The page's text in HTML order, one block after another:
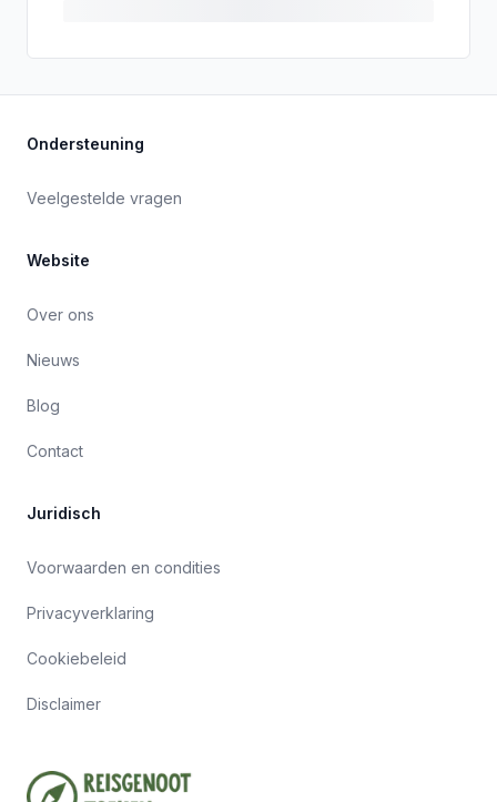
Ondersteuning
Veelgestelde vragen
Website
Over ons
Nieuws
Blog
Contact
Juridisch
Voorwaarden en condities
Privacyverklaring
Cookiebeleid
Disclaimer